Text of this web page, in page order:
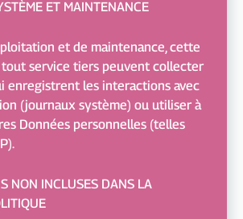
ET MAINTENANCE
et de maintenance, cette
service tiers peuvent collecter
enregistrent les interactions avec
(journaux système) ou utiliser à
Données personnelles (telles
NON INCLUSES DANS LA